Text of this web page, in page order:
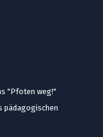
"Pfoten weg!"
pädagogischen